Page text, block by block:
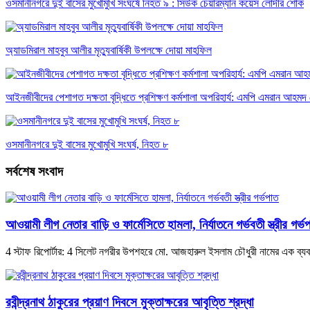
ওসমানীনগরে দুই বাসের মুখোমুখি সংঘর্ষে নিহত ৯ : সিউক চেয়ারম্যান কয়েস লোদীর শোক
অ্যাডমিরাল মাহবুব আলীর মৃত্যুবার্ষিকী উপলক্ষে দোয়া মাহফিল
‎আইনজীবীদের পেশাগত দক্ষতা বৃদ্ধিতে প্রশিক্ষণ কর্মশালা অপরিহার্য: এমপি এমরান আহমদ
ওসমানীনগরে দুই বাসের মুখোমুখি সংঘর্ষ, নিহত ৮
সর্বশেষ সংবাদ
আওয়ামী লীগ নেতার বাড়ি ও ফার্মেসিতে হামলা, নির্যাতনে গর্ভবতী স্ত্রীর
4 স্টাফ রিপোর্টার: 4 সিলেট নগরীর উপশহরে মো. আজহারুল ইসলাম চৌধুরী নামের এক
রবীন্দ্রনাথ ঠাকুরের প্রয়াণ দিবসে মুক্তাক্ষরের আবৃত্তি শ্রদ্ধা